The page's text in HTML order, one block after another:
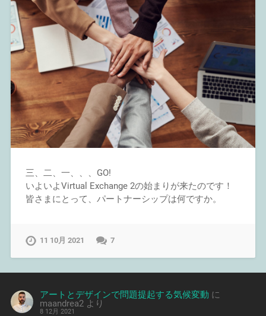
三、二、一、、、GO!
いよいよVirtual Exchange 2の始まりが来たのです！
皆さまにとって、パートナーシップは何ですか。
11 10月 2021 7
アートとデザインで問題提起する気候変動 に
maandrea2 より
8 12月 2021